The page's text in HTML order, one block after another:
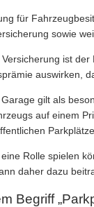
für
sowie
ist
auswirken,
gilt als
auf einem
Rolle spielen
daher dazu
Begriff